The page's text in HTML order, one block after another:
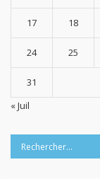
17 18
24 25
31
« Juil